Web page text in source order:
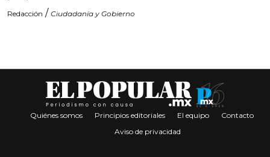
Redacción / Ciudadanía y Gobierno
Quiénes somos Principios editoriales El equipo
Contacto
Aviso de privacidad